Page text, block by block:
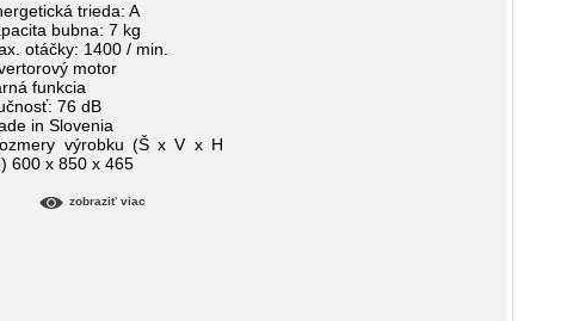
trieda: A
bubna: 7 kg
otáčky: 1400 / min.
motor
funkcia
76 dB
in Slovenia
výrobku (Š x V x H
600 x 850 x 465
zobraziť viac